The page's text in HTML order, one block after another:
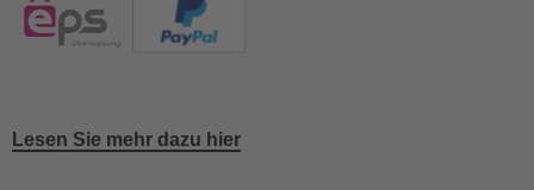
Lesen Sie mehr dazu hier